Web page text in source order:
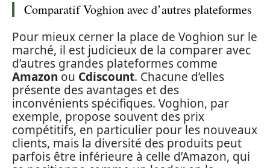
Comparatif Voghion avec d’autres plateformes
Pour mieux cerner la place de Voghion sur le
marché, il est judicieux de la comparer avec
d’autres grandes plateformes comme
Amazon ou Cdiscount. Chacune d’elles
présente des avantages et des
inconvénients spécifiques. Voghion, par
exemple, propose souvent des prix
compétitifs, en particulier pour les nouveaux
clients, mais la diversité des produits peut
parfois être inférieure à celle d’Amazon, qui